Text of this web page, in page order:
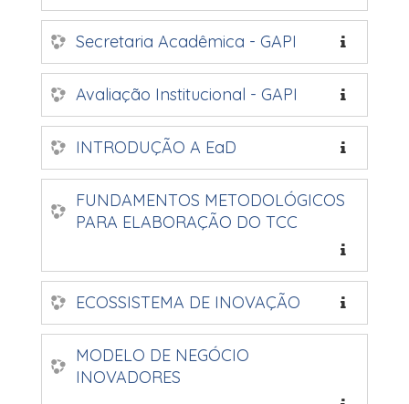
Secretaria Acadêmica - GAPI
Avaliação Institucional - GAPI
INTRODUÇÃO A EaD
FUNDAMENTOS METODOLÓGICOS
PARA ELABORAÇÃO DO TCC
ECOSSISTEMA DE INOVAÇÃO
MODELO DE NEGÓCIO
INOVADORES